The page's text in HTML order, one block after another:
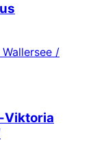
/
Viktoria